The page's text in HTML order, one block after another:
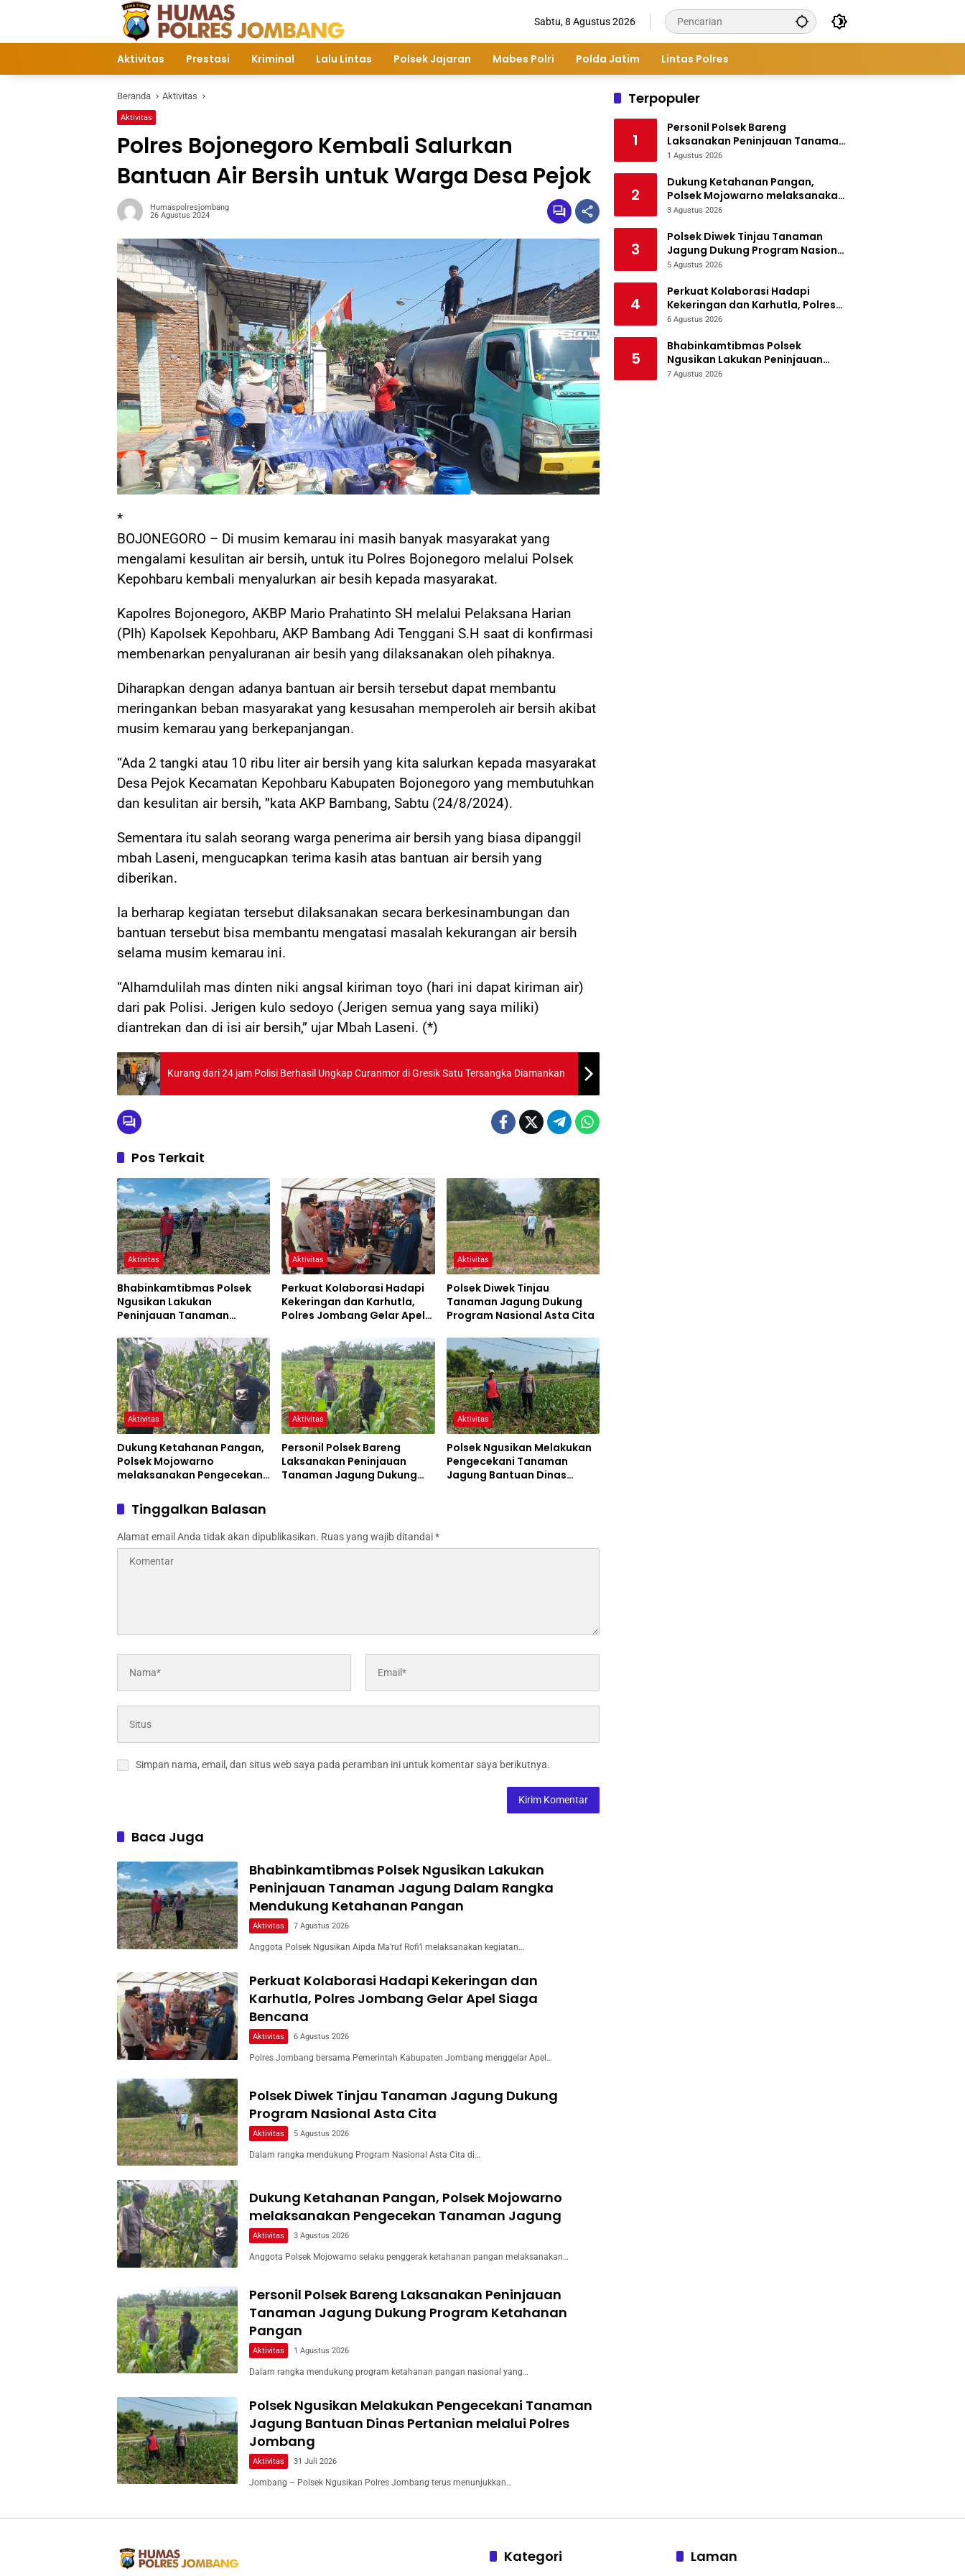
Sabtu, 8 Agustus 2026
Aktivitas Prestasi Kriminal Lalu Lintas Polsek Jajaran Mabes Polri Polda Jatim Lintas Polres
Beranda Aktivitas
Aktivitas
Polres Bojonegoro Kembali Salurkan
Bantuan Air Bersih untuk Warga Desa Pejok
Humaspolresjombang
26 Agustus 2024
*
BOJONEGORO – Di musim kemarau ini masih banyak masyarakat yang
mengalami kesulitan air bersih, untuk itu Polres Bojonegoro melalui Polsek
Kepohbaru kembali menyalurkan air besih kepada masyarakat.
Kapolres Bojonegoro, AKBP Mario Prahatinto SH melalui Pelaksana Harian
(Plh) Kapolsek Kepohbaru, AKP Bambang Adi Tenggani S.H saat di konfirmasi
membenarkan penyaluranan air besih yang dilaksanakan oleh pihaknya.
Diharapkan dengan adanya bantuan air bersih tersebut dapat membantu
meringankan beban masyarakat yang kesusahan memperoleh air bersih akibat
musim kemarau yang berkepanjangan.
“Ada 2 tangki atau 10 ribu liter air bersih yang kita salurkan kepada masyarakat
Desa Pejok Kecamatan Kepohbaru Kabupaten Bojonegoro yang membutuhkan
dan kesulitan air bersih, ”kata AKP Bambang, Sabtu (24/8/2024).
Sementara itu salah seorang warga penerima air bersih yang biasa dipanggil
mbah Laseni, mengucapkan terima kasih atas bantuan air bersih yang
diberikan.
Ia berharap kegiatan tersebut dilaksanakan secara berkesinambungan dan
bantuan tersebut bisa membantu mengatasi masalah kekurangan air bersih
selama musim kemarau ini.
“Alhamdulilah mas dinten niki angsal kiriman toyo (hari ini dapat kiriman air)
dari pak Polisi. Jerigen kulo sedoyo (Jerigen semua yang saya miliki)
diantrekan dan di isi air bersih,” ujar Mbah Laseni. (*)
Kurang dari 24 jam Polisi Berhasil Ungkap Curanmor di Gresik Satu Tersangka Diamankan
Pos Terkait
Aktivitas
Bhabinkamtibmas Polsek
Ngusikan Lakukan
Peninjauan Tanaman
Mendukung Ketahanan
Pangan
Aktivitas
Perkuat Kolaborasi Hadapi
Kekeringan dan Karhutla,
Polres Jombang Gelar Apel
Aktivitas
Polsek Diwek Tinjau
Tanaman Jagung Dukung
Program Nasional Asta Cita
Aktivitas
Dukung Ketahanan Pangan,
Polsek Mojowarno
melaksanakan Pengecekan
Aktivitas
Personil Polsek Bareng
Laksanakan Peninjauan
Tanaman Jagung Dukung
Aktivitas
Polsek Ngusikan Melakukan
Pengecekani Tanaman
Jagung Bantuan Dinas
Tinggalkan Balasan
Alamat email Anda tidak akan dipublikasikan. Ruas yang wajib ditandai*
Simpan nama, email, dan situs web saya pada peramban ini untuk komentar saya berikutnya.
Baca Juga
Bhabinkamtibmas Polsek Ngusikan Lakukan
Peninjauan Tanaman Jagung Dalam Rangka
Mendukung Ketahanan Pangan
Aktivitas 7 Agustus 2026
Anggota Polsek Ngusikan Aipda Ma’ruf Rofi’i melaksanakan kegiatan…
Perkuat Kolaborasi Hadapi Kekeringan dan
Karhutla, Polres Jombang Gelar Apel Siaga
Bencana
Aktivitas 6 Agustus 2026
Polres Jombang bersama Pemerintah Kabupaten Jombang menggelar Apel…
Polsek Diwek Tinjau Tanaman Jagung Dukung
Program Nasional Asta Cita
Aktivitas 5 Agustus 2026
Dalam rangka mendukung Program Nasional Asta Cita di…
Dukung Ketahanan Pangan, Polsek Mojowarno
melaksanakan Pengecekan Tanaman Jagung
Aktivitas 3 Agustus 2026
Anggota Polsek Mojowarno selaku penggerak ketahanan pangan melaksanakan…
Personil Polsek Bareng Laksanakan Peninjauan
Tanaman Jagung Dukung Program Ketahanan
Pangan
Aktivitas 1 Agustus 2026
Dalam rangka mendukung program ketahanan pangan nasional yang…
Polsek Ngusikan Melakukan Pengecekani Tanaman
Jagung Bantuan Dinas Pertanian melalui Polres
Jombang
Aktivitas 31 Juli 2026
Jombang – Polsek Ngusikan Polres Jombang terus menunjukkan…
Terpopuler
1
Personil Polsek Bareng
Laksanakan Peninjauan Tanaman
Jagung Dukung Program
1 Agustus 2026
2
Dukung Ketahanan Pangan,
Polsek Mojowarno melaksanakan
Pengecekan Tanaman Jagung
3 Agustus 2026
3
Polsek Diwek Tinjau Tanaman
Jagung Dukung Program Nasional
Asta Cita
5 Agustus 2026
4
Perkuat Kolaborasi Hadapi
Kekeringan dan Karhutla, Polres
Jombang Gelar Apel Siaga
6 Agustus 2026
5
Bhabinkamtibmas Polsek
Ngusikan Lakukan Peninjauan
Tanaman Jagung Dalam Rangka
7 Agustus 2026
Kategori Laman